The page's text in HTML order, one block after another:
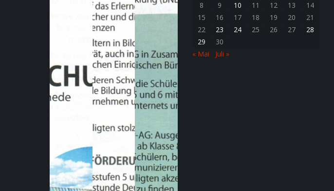
8
9 10 11 12 13
14
15
16 17 18 19 20
21
22
23 24 25 26 27
28
29
30
« Mai
Juli »